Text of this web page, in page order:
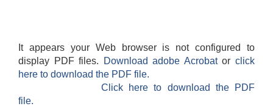
It appears your Web browser is not configured to
display PDF files.
Download adobe Acrobatorclick
here to download the PDF file.
Click here to download the PDF
file.